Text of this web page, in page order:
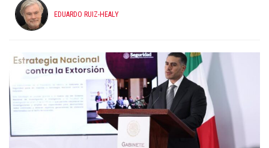
EDUARDO RUIZ-HEALY